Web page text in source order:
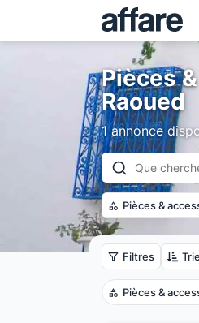
Pièces
Raoued
1 annonce
Pièces &
Filtres
Pièces &